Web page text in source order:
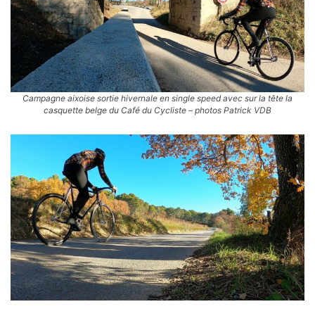
Campagne aixoise sortie hivernale en single speed avec sur la tête la
casquette belge du Café du Cycliste – photos Patrick VDB